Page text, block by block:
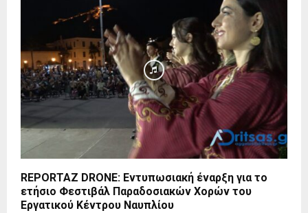
REPORTAZ DRONE: Εντυπωσιακή έναρξη για το
ετήσιο Φεστιβάλ Παραδοσιακών Χορών του
Εργατικού Κέντρου Ναυπλίου